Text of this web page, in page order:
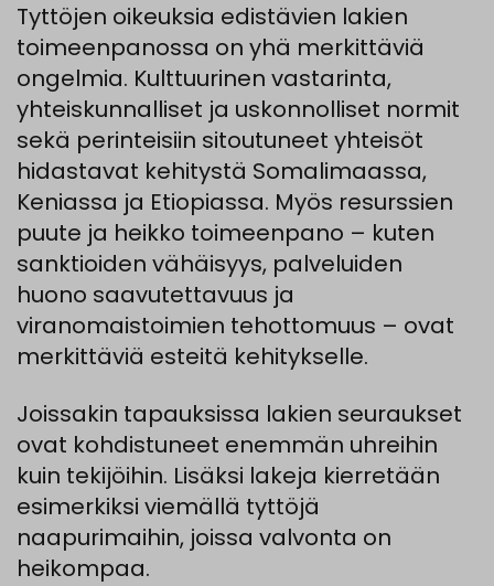
Tyttöjen oikeuksia edistävien lakien
toimeenpanossa on yhä merkittäviä
ongelmia. Kulttuurinen vastarinta,
yhteiskunnalliset ja uskonnolliset normit
sekä perinteisiin sitoutuneet yhteisöt
hidastavat kehitystä Somalimaassa,
Keniassa ja Etiopiassa. Myös resurssien
puute ja heikko toimeenpano – kuten
sanktioiden vähäisyys, palveluiden
huono saavutettavuus ja
viranomaistoimien tehottomuus – ovat
merkittäviä esteitä kehitykselle.
Joissakin tapauksissa lakien seuraukset
ovat kohdistuneet enemmän uhreihin
kuin tekijöihin. Lisäksi lakeja kierretään
esimerkiksi viemällä tyttöjä
naapurimaihin, joissa valvonta on
heikompaa.